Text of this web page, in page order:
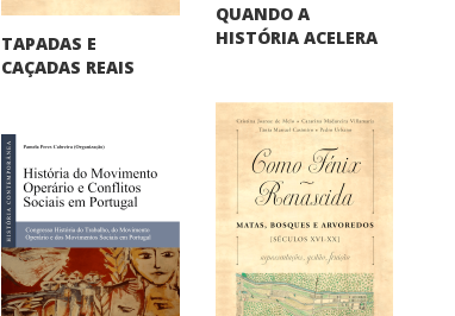
QUANDO A
HISTÓRIA ACELERA
TAPADAS E
CAÇADAS REAIS